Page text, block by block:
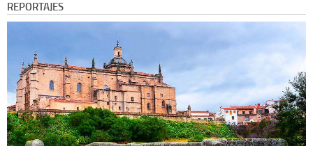
REPORTAJES